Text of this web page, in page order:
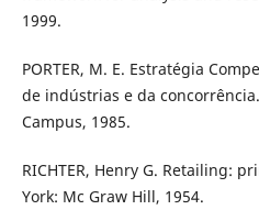
1999.
PORTER, M. E. Estratégia
de indústrias e da
Campus, 1985.
RICHTER, Henry G. Retailing:
York: Mc Graw Hill, 1954.